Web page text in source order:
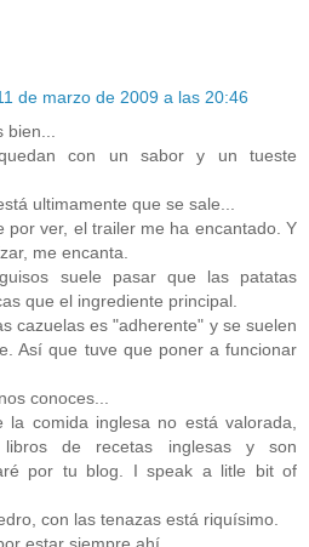
de marzo de 2009 a las 20:46
con un sabor y un tueste
ultimamente que se sale...
por ver, el trailer me ha encantado. Y
me encanta.
suele pasar que las patatas
que el ingrediente principal.
cazuelas es "adherente" y se suelen
Así que tuve que poner a funcionar
conoces...
la comida inglesa no está valorada,
de recetas inglesas y son
por tu blog. I speak a litle bit of
con las tenazas está riquísimo.